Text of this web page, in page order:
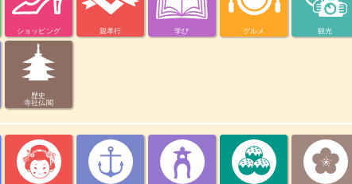
ショッピング 親孝行 学び グルメ 観光
歴史
寺社仏閣